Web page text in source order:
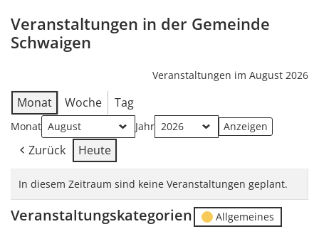
Veranstaltungen in der Gemeinde
Schwaigen
Veranstaltungen im August 2026
Monat Woche Tag
Monat Jahr
Zurück Heute
In diesem Zeitraum sind keine Veranstaltungen geplant.
Veranstaltungskategorien
Allgemeines